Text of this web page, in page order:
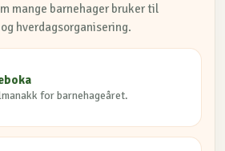
mange barnehager bruker til
hverdagsorganisering.
for barnehageåret.